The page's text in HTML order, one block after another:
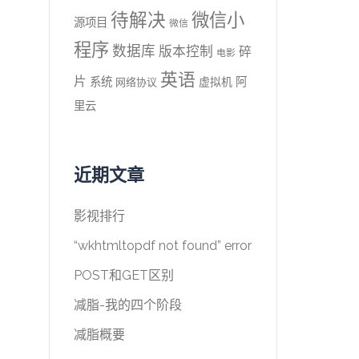
源项目 待解决 微信 微信小
程序 数据库 版本控制 电影 碎
片 系统 网络协议 英语 虚拟机 阿
里云
近期文章
影视排行
“wkhtmltopdf not found” error
POST和GET区别
减脂-我的四个阶段
减脂概要